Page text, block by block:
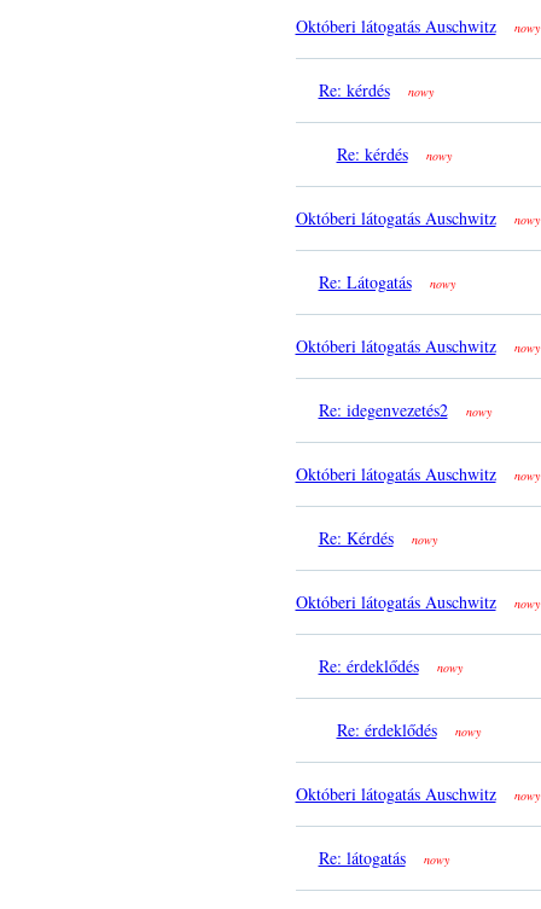
Októberi látogatás Auschwitz nowy
Re: kérdés nowy
Re: kérdés nowy
Októberi látogatás Auschwitz nowy
Re: Látogatás nowy
Októberi látogatás Auschwitz nowy
Re: idegenvezetés2 nowy
Októberi látogatás Auschwitz nowy
Re: Kérdés nowy
Októberi látogatás Auschwitz nowy
Re: érdeklődés nowy
Re: érdeklődés nowy
Októberi látogatás Auschwitz nowy
Re: látogatás nowy